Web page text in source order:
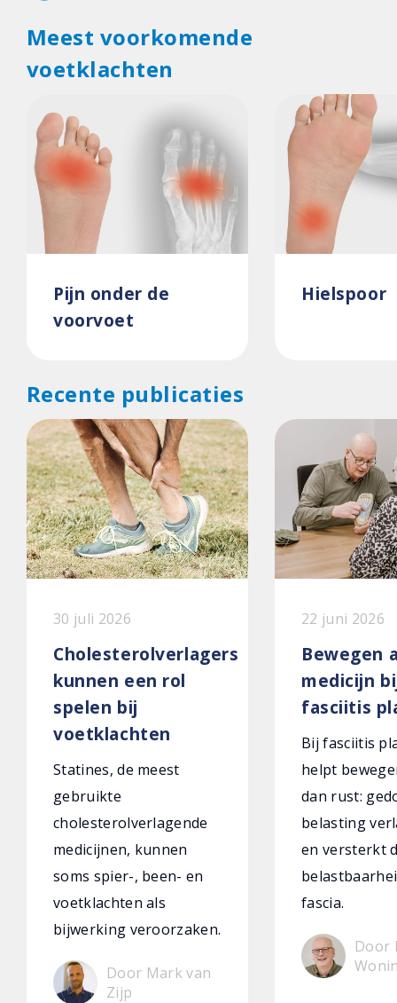
Meest voorkomende
voetklachten
Pijn onder de
voorvoet
Hielspoor
Recente publicaties
30 juli 2026
Cholesterolverlagers
kunnen een rol
spelen bij
voetklachten
Statines, de meest
gebruikte
cholesterolverlagende
medicijnen, kunnen
soms spier-, been- en
voetklachten als
bijwerking veroorzaken.
Door Mark van
Zijp
22 juni 2026
Bewegen
medicijn
fasciitis
Bij fasciitis
helpt
dan rust:
belasting
en versterkt
fascia.
Door